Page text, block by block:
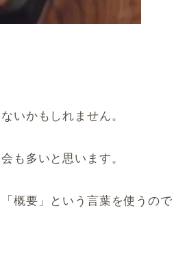
いかもしれません。
も多いと思います。
概要」という言葉を使うので